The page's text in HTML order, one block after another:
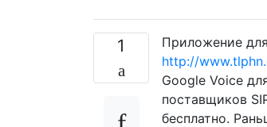
1
Приложение
http://
Google Voice
поставщиков
бесплатно.